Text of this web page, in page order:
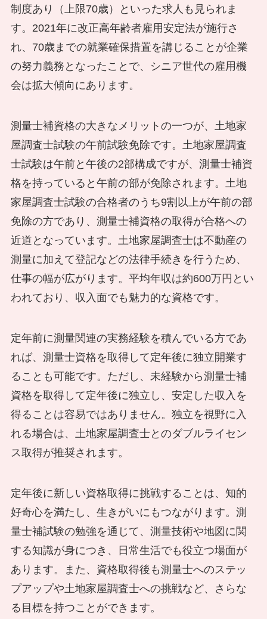
制度あり（上限70歳）といった求人も見られま
す。2021年に改正高年齢者雇用安定法が施行さ
れ、70歳までの就業確保措置を講じることが企業
の努力義務となったことで、シニア世代の雇用機
会は拡大傾向にあります。
測量士補資格の大きなメリットの一つが、土地家
屋調査士試験の午前試験免除です。土地家屋調査
士試験は午前と午後の2部構成ですが、測量士補資
格を持っていると午前の部が免除されます。土地
家屋調査士試験の合格者のうち9割以上が午前の部
免除の方であり、測量士補資格の取得が合格への
近道となっています。土地家屋調査士は不動産の
測量に加えて登記などの法律手続きを行うため、
仕事の幅が広がります。平均年収は約600万円とい
われており、収入面でも魅力的な資格です。
定年前に測量関連の実務経験を積んでいる方であ
れば、測量士資格を取得して定年後に独立開業す
ることも可能です。ただし、未経験から測量士補
資格を取得して定年後に独立し、安定した収入を
得ることは容易ではありません。独立を視野に入
れる場合は、土地家屋調査士とのダブルライセン
ス取得が推奨されます。
定年後に新しい資格取得に挑戦することは、知的
好奇心を満たし、生きがいにもつながります。測
量士補試験の勉強を通じて、測量技術や地図に関
する知識が身につき、日常生活でも役立つ場面が
あります。また、資格取得後も測量士へのステッ
プアップや土地家屋調査士への挑戦など、さらな
る目標を持つことができます。